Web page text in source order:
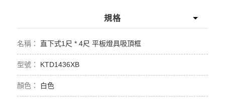
規格
直下式1尺 * 4尺 平板燈具吸頂框
KTD1436XB
白色